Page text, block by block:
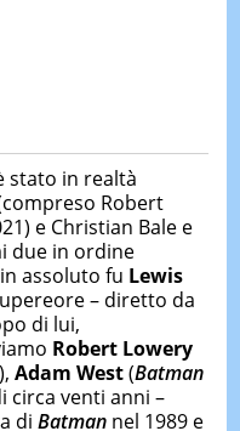
stato in realtà
Robert
e Christian Bale e
due in ordine
assoluto fu Lewis
– diretto da
di lui,
Robert Lowery
Adam West(Batman
circa venti anni –
di Batmannel 1989 e